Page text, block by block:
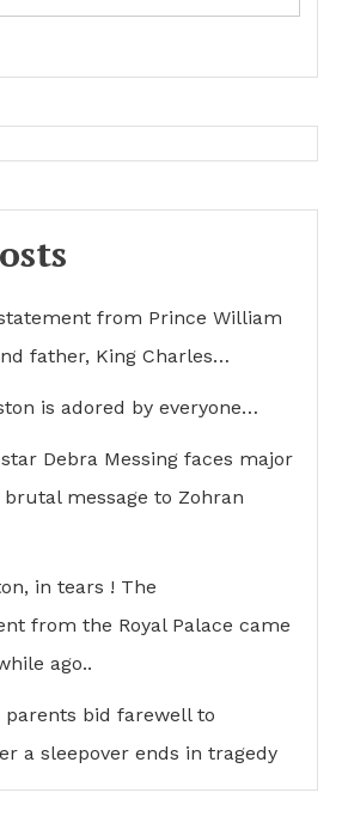
from Prince William
father, King Charles…
is adored by everyone…
Debra Messing faces major
message to Zohran
in tears ! The
from the Royal Palace came
ago..
parents bid farewell to
a sleepover ends in tragedy